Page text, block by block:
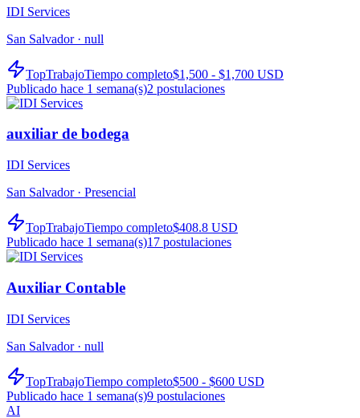
IDI Services
San Salvador · null
TopTrabajoTiempo completo$1,500 - $1,700 USD
Publicado hace 1 semana(s)2 postulaciones
auxiliar de bodega
IDI Services
San Salvador · Presencial
TopTrabajoTiempo completo$408.8 USD
Publicado hace 1 semana(s)17 postulaciones
Auxiliar Contable
IDI Services
San Salvador · null
TopTrabajoTiempo completo$500 - $600 USD
Publicado hace 1 semana(s)9 postulaciones
AI